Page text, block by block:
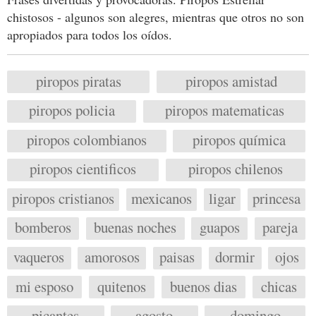
chistosos - algunos son alegres, mientras que otros no son
apropiados para todos los oídos.
piropos piratas
piropos amistad
piropos policia
piropos matematicas
piropos colombianos
piropos química
piropos cientificos
piropos chilenos
piropos cristianos
mexicanos ligar
princesa
bomberos
buenas noches guapos
pareja
vaqueros
amorosos paisas dormir
ojos
mi esposo
quitenos buenos dias
chicas